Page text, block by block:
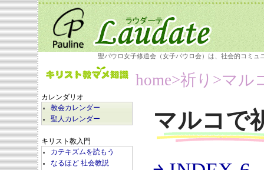
聖パウロ女子修道会（女子パウロ会）は、社会的コミ
カレンダリオ
教会カレンダー
聖人カレンダー
キリスト教入門
カテキズムを読もう
なるほど 社会教説
home>祈り>マル
マルコで